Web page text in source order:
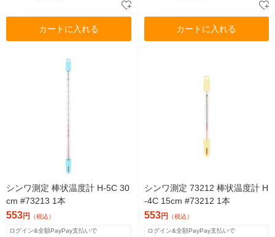
カートに入れる カートに入れる
シンワ測定 棒状温度計 H-5C 30
cm #73213 1本
553円 （税込）
ログイン&全額PayPay支払いで
シンワ測定 73212 棒状温度計 H
-4C 15cm #73212 1本
553円 （税込）
ログイン&全額PayPay支払いで